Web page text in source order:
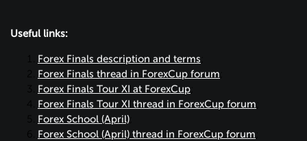
Useful links:
Forex Finals description and terms
Forex Finals thread in ForexCup forum
Forex Finals Tour XI at ForexCup
Forex Finals Tour XI thread in ForexCup forum
Forex School (April)
Forex School (April) thread in ForexСup forum